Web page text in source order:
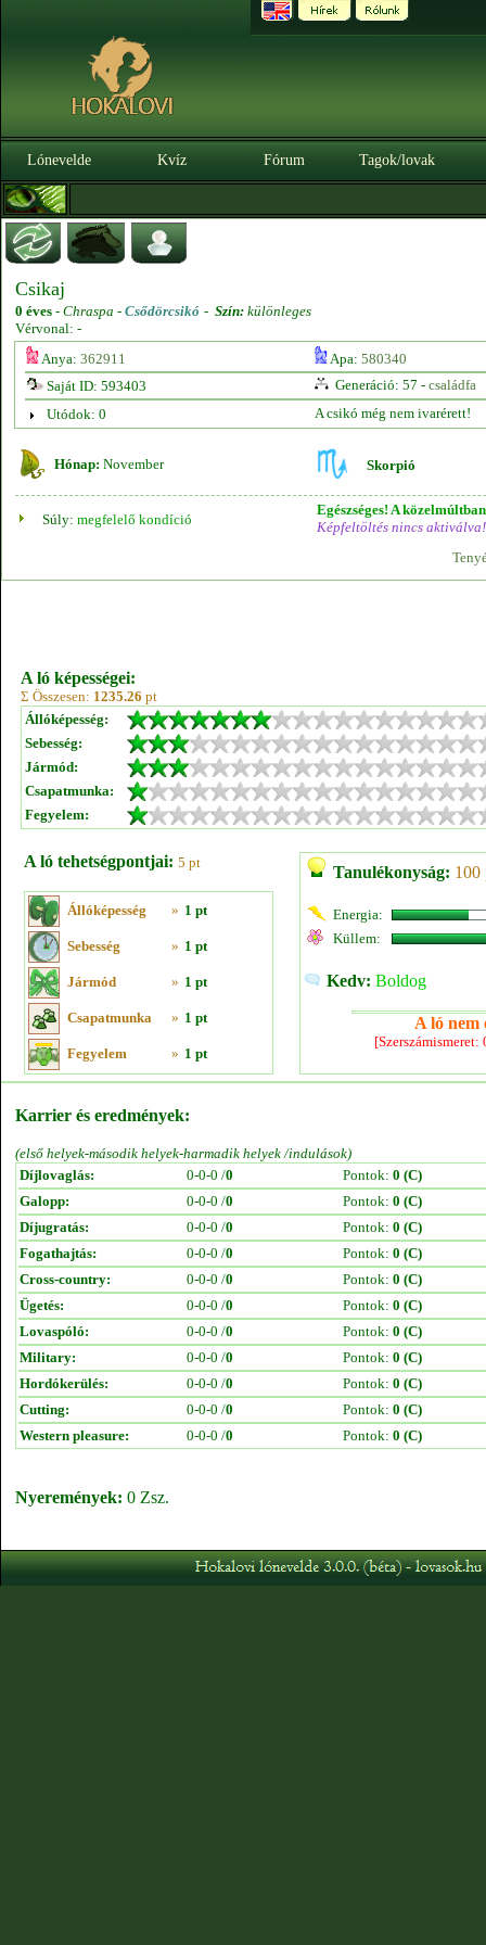
Lónevelde Kvíz Fórum Tagok/lovak
Csikaj
0 éves - Chraspa - Csődörcsikó - Szín: különleges
Vérvonal: -
Anya: 362911 Apa: 580340
Saját ID: 593403
Generáció: 57 - családfa
Utódok: 0
A csikó még nem ivarérett!
Hónap: November Skorpió
Súly: megfelelő kondíció
Egészséges! A
Képfeltöltés nincs aktiválva!
A ló képességei:
Σ Összesen: 1235.26 pt
Állóképesség:
Sebesség:
Jármód:
Csapatmunka:
Fegyelem:
A ló tehetségpontjai: 5 pt
Állóképesség » 1 pt
Sebesség » 1 pt
Jármód » 1 pt
Csapatmunka » 1 pt
Fegyelem » 1 pt
Tanulékonyság: 100
Energia:
Küllem:
Kedv: Boldog
A ló nem
Karrier és eredmények:
(első helyek-második helyek-harmadik helyek /indulások)
Díjlovaglás:
0-0-0 /0 Pontok: 0 (C)
Galopp:
0-0-0 /0 Pontok: 0 (C)
Díjugratás:
0-0-0 /0 Pontok: 0 (C)
Fogathajtás:
0-0-0 /0 Pontok: 0 (C)
Cross-country:
0-0-0 /0 Pontok: 0 (C)
Ügetés:
0-0-0 /0 Pontok: 0 (C)
Lovaspóló:
0-0-0 /0 Pontok: 0 (C)
Military:
0-0-0 /0 Pontok: 0 (C)
Hordókerülés:
0-0-0 /0 Pontok: 0 (C)
Cutting:
0-0-0 /0 Pontok: 0 (C)
Western pleasure:
0-0-0 /0 Pontok: 0 (C)
Nyeremények: 0 Zsz.